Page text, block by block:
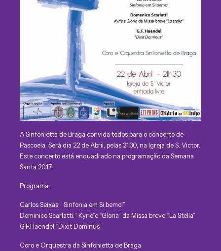
A Sinfonietta de Braga convida todos para o concerto de
Pascoela. Será dia 22 de Abril, pelas 21.30, na Igreja de S. Victor.
Este concerto está enquadrado na programação da Semana
Santa 2017:
Programa:
Carlos Seixas: “Sinfonia em Si bemol”
Dominico Scarlatti:” Kyrie”e “Gloria” da Missa breve “La Stella”
G.F.Haendel “Dixit Dominus”
Coro e Orquestra da Sinfonietta de Braga